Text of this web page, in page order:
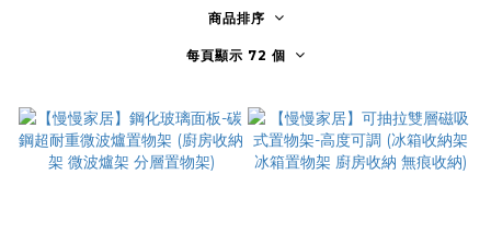
商品排序
每頁顯示 72 個